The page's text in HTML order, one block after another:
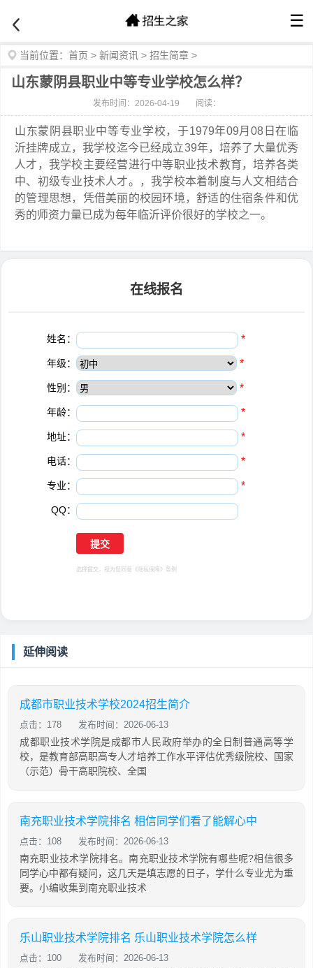
☰
当前位置： 首页 > 新闻资讯 > 招生简章 >
山东蒙阴县职业中等专业学校怎么样？
发布时间：2026-04-19 阅读：
山东蒙阴县职业中等专业学校，于1979年09月08日在临
沂挂牌成立，我学校迄今已经成立39年，培养了大量优秀
人才，我学校主要经营进行中等职业技术教育，培养各类
中、初级专业技术人才。，我学校本着制度与人文相结合
的管理思想，凭借美丽的校园环境，舒适的住宿条件和优
秀的师资力量已成为每年临沂评价很好的学校之一。
在线报名
姓名： *
年级： *
性别： *
年龄： *
地址： *
电话： *
专业： *
QQ：
选择提交，视为您同意 《隐私保障》 条例
延伸阅读
成都市职业技术学校2024招生简介
点击：178 发布时间：2026-06-13
成都职业技术学院是成都市人民政府举办的全日制普通高等学
校，是教育部高职高专人才培养工作水平评估优秀级院校、国家
（示范）骨干高职院校、全国
南充职业技术学院排名 相信同学们看了能解心中
点击：108 发布时间：2026-06-13
南充职业技术学院排名。南充职业技术学院有哪些呢?相信很多
同学心中都有疑问，这几天是填志愿的日子，学什么专业尤为重
要。小编收集到南充职业技术
乐山职业技术学院排名 乐山职业技术学院怎么样
点击：100 发布时间：2026-06-13